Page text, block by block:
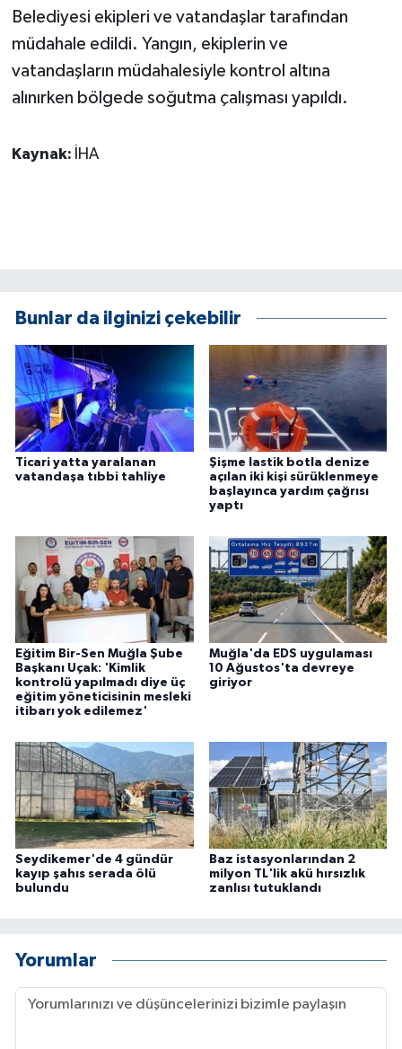
Belediyesi ekipleri ve vatandaşlar tarafından
müdahale edildi. Yangın, ekiplerin ve
vatandaşların müdahalesiyle kontrol altına
alınırken bölgede soğutma çalışması yapıldı.
Kaynak: İHA
Bunlar da ilginizi çekebilir
Ticari yatta yaralanan
vatandaşa tıbbi tahliye
Şişme lastik botla denize
açılan iki kişi sürüklenmeye
başlayınca yardım çağrısı
yaptı
Eğitim Bir-Sen Muğla Şube
Başkanı Uçak: 'Kimlik
kontrolü yapılmadı diye üç
eğitim yöneticisinin mesleki
itibarı yok edilemez'
Muğla'da EDS uygulaması
10 Ağustos'ta devreye
giriyor
Seydikemer'de 4 gündür
kayıp şahıs serada ölü
bulundu
Baz istasyonlarından 2
milyon TL'lik akü hırsızlık
zanlısı tutuklandı
Yorumlar
Sağlık
SİYASET
YEREL
Yerel Haberler